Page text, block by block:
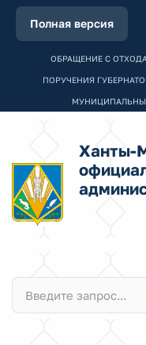
Полная версия
ОБРАЩЕНИЕ С
ПОРУЧЕНИЯ
Ханты-